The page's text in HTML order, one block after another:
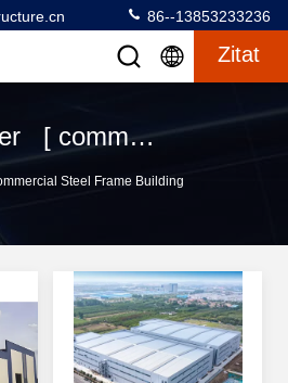
86--13853233236
Zitat
Schlüsselwörter [ commercial steel frame building ] Übereinstimmung 120 produits
Steel Frame Building